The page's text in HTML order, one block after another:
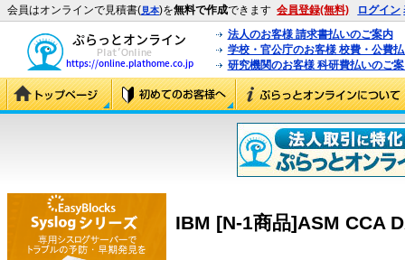
会員はオンラインで見積書(見本)を無料で作成できます 会員登録(無料) ログイン
法人のお客様 請求書払いのご案内
学校・官公庁のお客様 校費・公費
研究機関のお客様 科研費払いのご
IBM [N-1商品]ASM CCA